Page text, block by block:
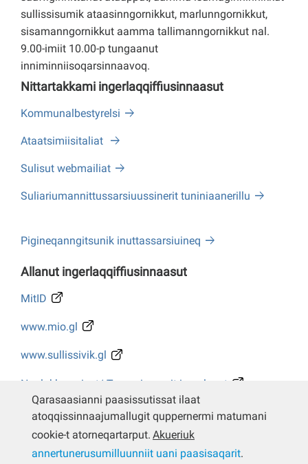
sullissisumik ataasinngornikkut, marlunngornikkut,
sisamanngornikkut aamma tallimanngornikkut nal.
9.00-imiit 10.00-p tungaanut
inniminniisoqarsinnaavoq.
Nittartakkami ingerlaqqiffiusinnaasut
Kommunalbestyrelsi
Ataatsimiisitaliat
Sulisut webmailiat
Suliariumannittussarsiuussinerit tuniniaanerillu
Pigineqanngitsunik inuttassarsiuineq
Allanut ingerlaqqiffiusinnaasut
MitID
www.mio.gl
www.sullissivik.gl
Naalakkersuisut/ Tusarniaanerit ingerlasut
Whistleblower
Qarasaasianni paasissutissat ilaat
atoqqissinnaajumallugit quppernermi matumani
cookie-t atorneqartarput. Akueriuk
annertunerusumilluunniit uani paasisaqarit.